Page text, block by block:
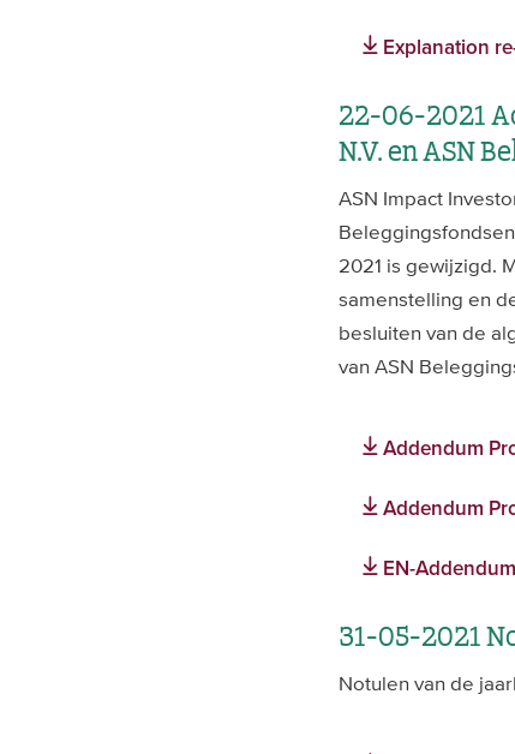
Explanation
22-06-2021
N.V. en ASN
ASN Impact
2021 is gewijzigd.
samenstelling en
besluiten van de
van ASN
Addendum
Addendum
EN-
31-05-2021
Notulen van de